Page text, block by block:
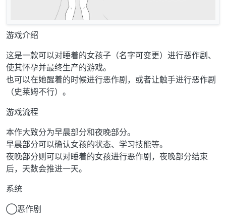
游戏介绍
这是一款可以对睡着的女孩子（名字可变更）进行恶作剧、
使其怀孕并最终生产的游戏。
也可以在她醒着的时候进行恶作剧，或者让触手进行恶作剧
（史莱姆不行）。
游戏流程
本作大致分为早晨部分和夜晚部分。
早晨部分可以确认女孩的状态、学习技能等。
夜晚部分则可以对睡着的女孩进行恶作剧，夜晚部分结束
后，天数会推进一天。
系统
◯恶作剧